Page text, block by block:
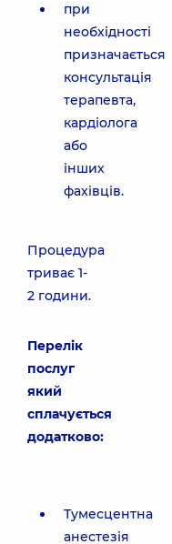
при
необхідності
призначається
консультація
терапевта,
кардіолога
або
інших
фахівців.
Процедура
триває 1-
2 години.
Перелік
послуг
який
сплачується
додатково:
Тумесцентна
анестезія